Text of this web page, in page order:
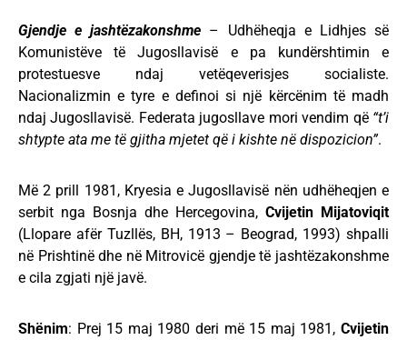
Gjendje e jashtëzakonshme – Udhëheqja e Lidhjes së
Komunistëve të Jugosllavisë e pa kundërshtimin e
protestuesve ndaj vetëqeverisjes socialiste.
Nacionalizmin e tyre e definoi si një kërcënim të madh
ndaj Jugosllavisë. Federata jugosllave mori vendim që “t’i
shtypte ata me të gjitha mjetet që i kishte në dispozicion”.
Më 2 prill 1981, Kryesia e Jugosllavisë nën udhëheqjen e
serbit nga Bosnja dhe Hercegovina, Cvijetin Mijatoviqit
(Llopare afër Tuzllës, BH, 1913 – Beograd, 1993) shpalli
në Prishtinë dhe në Mitrovicë gjendje të jashtëzakonshme
e cila zgjati një javë.
Shënim: Prej 15 maj 1980 deri më 15 maj 1981, Cvijetin